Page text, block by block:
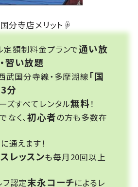
分寺店メリット☟
額制料金プランで通い放
習い放題
武国分寺線・多摩湖線 「国
分
ズすべてレンタル無料！
く、初心者の方も多数在
通えます！
レッスンも毎月20回以上
認定末永コーチによるレ